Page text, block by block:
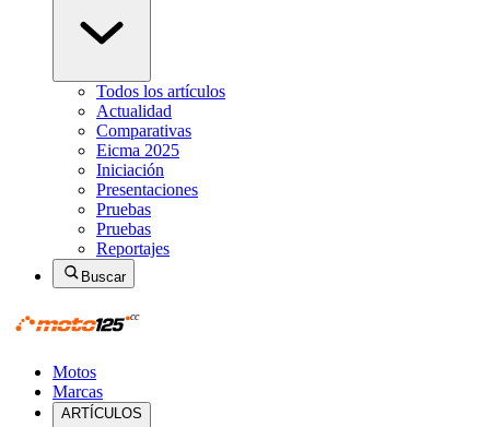
Todos los artículos
Actualidad
Comparativas
Eicma 2025
Iniciación
Presentaciones
Pruebas
Pruebas
Reportajes
Buscar
Motos
Marcas
ARTÍCULOS